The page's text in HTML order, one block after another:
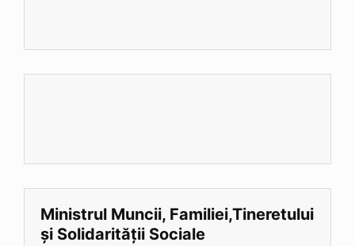
Ministrul Muncii, Familiei,Tineretului
și Solidarității Sociale